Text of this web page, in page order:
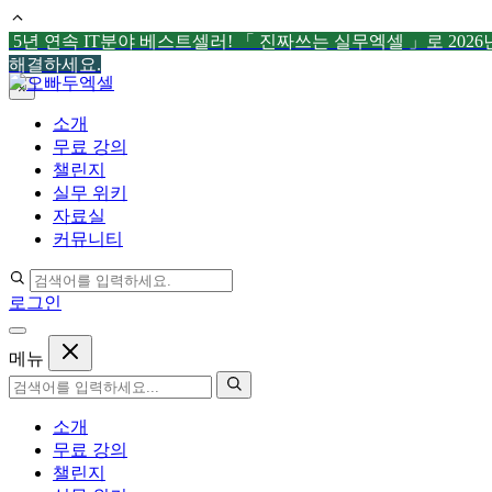
5년 연속 IT분야 베스트셀러! 「 진짜쓰는 실무엑셀 」로 2026
해결하세요.
×
컨
텐
소개
무료 강의
챌린지
실무 위키
자료실
커뮤니티
로그인
메뉴
소개
무료 강의
챌린지